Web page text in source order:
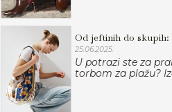
Od jeftinih do
25.06.2025.
U potrazi ste za
torbom za plažu?